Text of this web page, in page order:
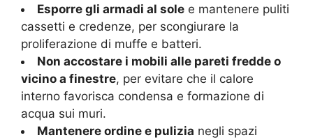
Esporre gli armadi al sole e mantenere puliti
cassetti e credenze, per scongiurare la
proliferazione di muffe e batteri.
Non accostare i mobili alle pareti fredde o
vicino a finestre, per evitare che il calore
interno favorisca condensa e formazione di
acqua sui muri.
Mantenere ordine e pulizia negli spazi